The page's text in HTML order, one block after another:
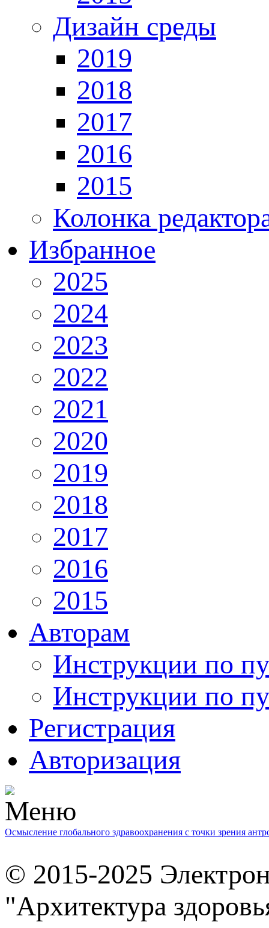
Дизайн среды
2019
2018
2017
2016
2015
Колонка
Избранное
2025
2024
2023
2022
2021
2020
2019
2018
2017
2016
2015
Авторам
Инструкции по
Инструкции по
Регистрация
Авторизация
Осмысление глобального здравоохранения с точки зрения
© 2015-2025
"Архитектура